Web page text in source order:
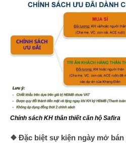
Chính sách KH thân thiết căn hộ Safira
❖ Đặc biệt sự kiện ngày mở bán